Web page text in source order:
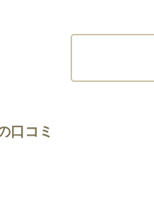
口コミ